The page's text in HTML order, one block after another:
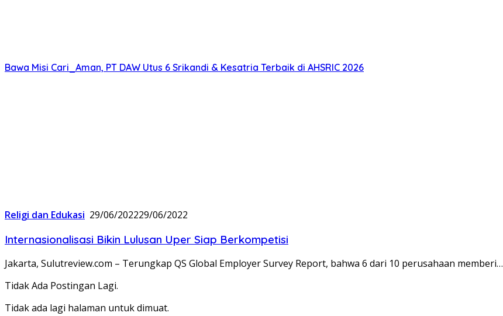
Bawa Misi Cari_Aman, PT DAW Utus 6 Srikandi & Kesatria Terbaik di AHSRIC 2026
Religi dan Edukasi 29/06/202229/06/2022
Internasionalisasi Bikin Lulusan Uper Siap Berkompetisi
Jakarta, Sulutreview.com – Terungkap QS Global Employer Survey Report, bahwa 6 dari 10 perusahaan memberi…
Tidak Ada Postingan Lagi.
Tidak ada lagi halaman untuk dimuat.